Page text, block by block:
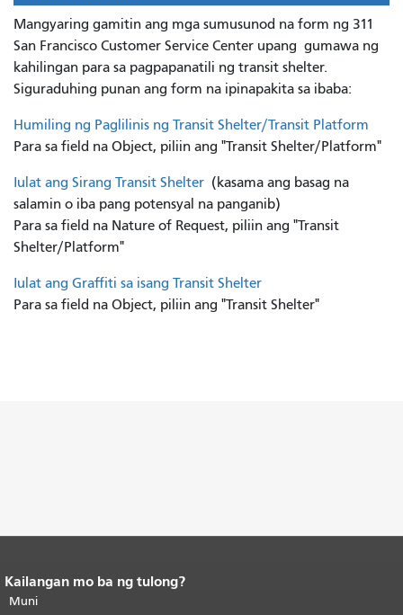
Mangyaring gamitin ang mga sumusunod na form ng 311
San Francisco Customer Service Center upang gumawa ng
kahilingan para sa pagpapanatili ng transit shelter.
Siguraduhing punan ang form na ipinapakita sa ibaba:
Humiling ng Paglilinis ng Transit Shelter/Transit Platform
Para sa field na Object, piliin ang "Transit Shelter/Platform"
Iulat ang Sirang Transit Shelter (kasama ang basag na
salamin o iba pang potensyal na panganib)
Para sa field na Nature of Request, piliin ang "Transit
Shelter/Platform"
Iulat ang Graffiti sa isang Transit Shelter
Para sa field na Object, piliin ang "Transit Shelter"
Katapusan ng nilalaman ng
pahina.
Kailangan mo ba ng tulong?
Muni